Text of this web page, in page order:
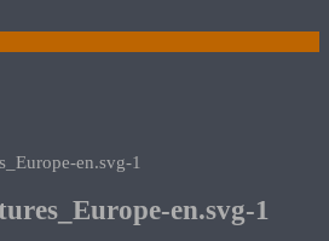
en.svg-1
en.svg-1